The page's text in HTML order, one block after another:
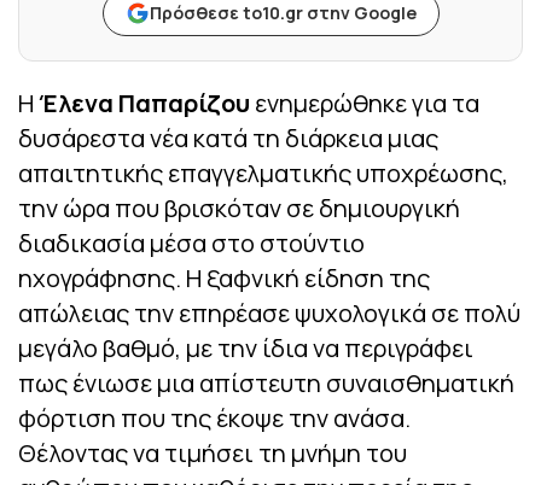
Πρόσθεσε to10.gr στην Google
ΗΈλενα Παπαρίζου ενημερώθηκε για τα
δυσάρεστα νέα κατά τη διάρκεια μιας
απαιτητικής επαγγελματικής υποχρέωσης,
την ώρα που βρισκόταν σε δημιουργική
διαδικασία μέσα στο στούντιο
ηχογράφησης. Η ξαφνική είδηση της
απώλειας την επηρέασε ψυχολογικά σε πολύ
μεγάλο βαθμό, με την ίδια να περιγράφει
πως ένιωσε μια απίστευτη συναισθηματική
φόρτιση που της έκοψε την ανάσα.
Θέλοντας να τιμήσει τη μνήμη του